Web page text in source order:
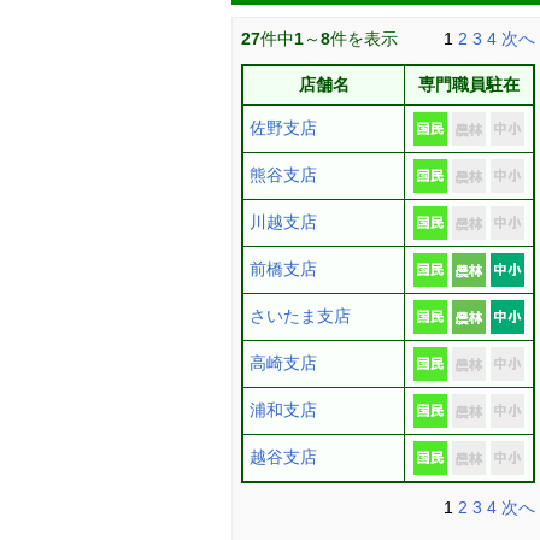
27件中1～8件を表示 1 2 3 4 次へ
店舗名 専門職員駐在
佐野支店
熊谷支店
川越支店
前橋支店
さいたま支店
高崎支店
浦和支店
越谷支店
1 2 3 4 次へ